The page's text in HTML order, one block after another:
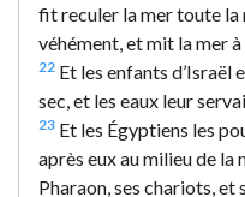
fit reculer la mer toute la
véhément, et mit la mer
22 Et les enfants d’Israël
sec, et les eaux leur
23 Et les Égyptiens les
après eux au milieu de la
Pharaon, ses chariots, et